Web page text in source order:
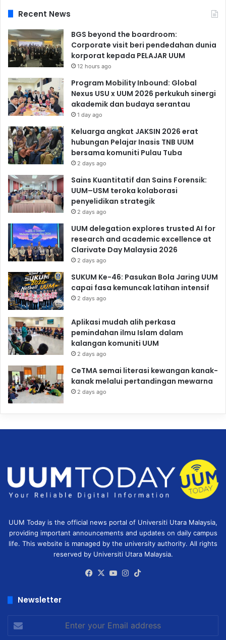
Recent News
BGS beyond the boardroom:
Corporate visit beri pendedahan dunia
korporat kepada PELAJAR UUM
12 hours ago
Program Mobility Inbound: Global
Nexus USU x UUM 2026 perkukuh sinergi
akademik dan budaya serantau
1 day ago
Keluarga angkat JAKSIN 2026 erat
hubungan Pelajar Inasis TNB UUM
bersama komuniti Pulau Tuba
2 days ago
Sains Kuantitatif dan Sains Forensik:
UUM–USM teroka kolaborasi
penyelidikan strategik
2 days ago
UUM delegation explores trusted AI for
research and academic excellence at
Clarivate Day Malaysia 2026
2 days ago
SUKUM Ke-46: Pasukan Bola Jaring UUM
capai fasa kemuncak latihan intensif
2 days ago
Aplikasi mudah alih perkasa
pemindahan ilmu Islam dalam
kalangan komuniti UUM
2 days ago
CeTMA semai literasi kewangan kanak-
kanak melalui pertandingan mewarna
2 days ago
UUM Today is the official news portal of Universiti Utara Malaysia,
providing important announcements and updates on daily campus
life. This website is managed by the university authority. All rights
reserved by Universiti Utara Malaysia.
Facebook
X YouTubeInstagram
Newsletter
your